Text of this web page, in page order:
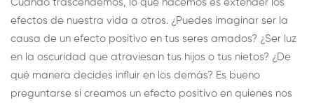
Cuando trascendemos, lo que hacemos es extender los
efectos de nuestra vida a otros. ¿Puedes imaginar ser la
causa de un efecto positivo en tus seres amados? ¿Ser luz
en la oscuridad que atraviesan tus hijos o tus nietos? ¿De
qué manera decides influir en los demás? Es bueno
preguntarse si creamos un efecto positivo en quienes nos